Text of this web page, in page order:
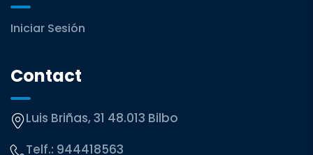
Iniciar Sesión
Contact
Luis Briñas, 31 48.013 Bilbo
Telf.: 944418563